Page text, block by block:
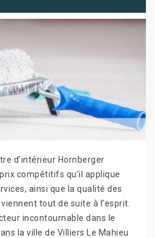
d’intérieur Hornberger
compétitifs qu’il applique
ainsi que la qualité des
tout de suite à l’esprit.
incontournable dans le
la ville de Villiers Le Mahieu